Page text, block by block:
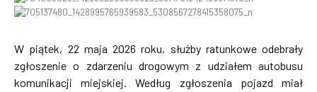
W piątek, 22 maja 2026 roku, służby ratunkowe odebrały
zgłoszenie o zdarzeniu drogowym z udziałem autobusu
komunikacji miejskiej. Według zgłoszenia pojazd miał